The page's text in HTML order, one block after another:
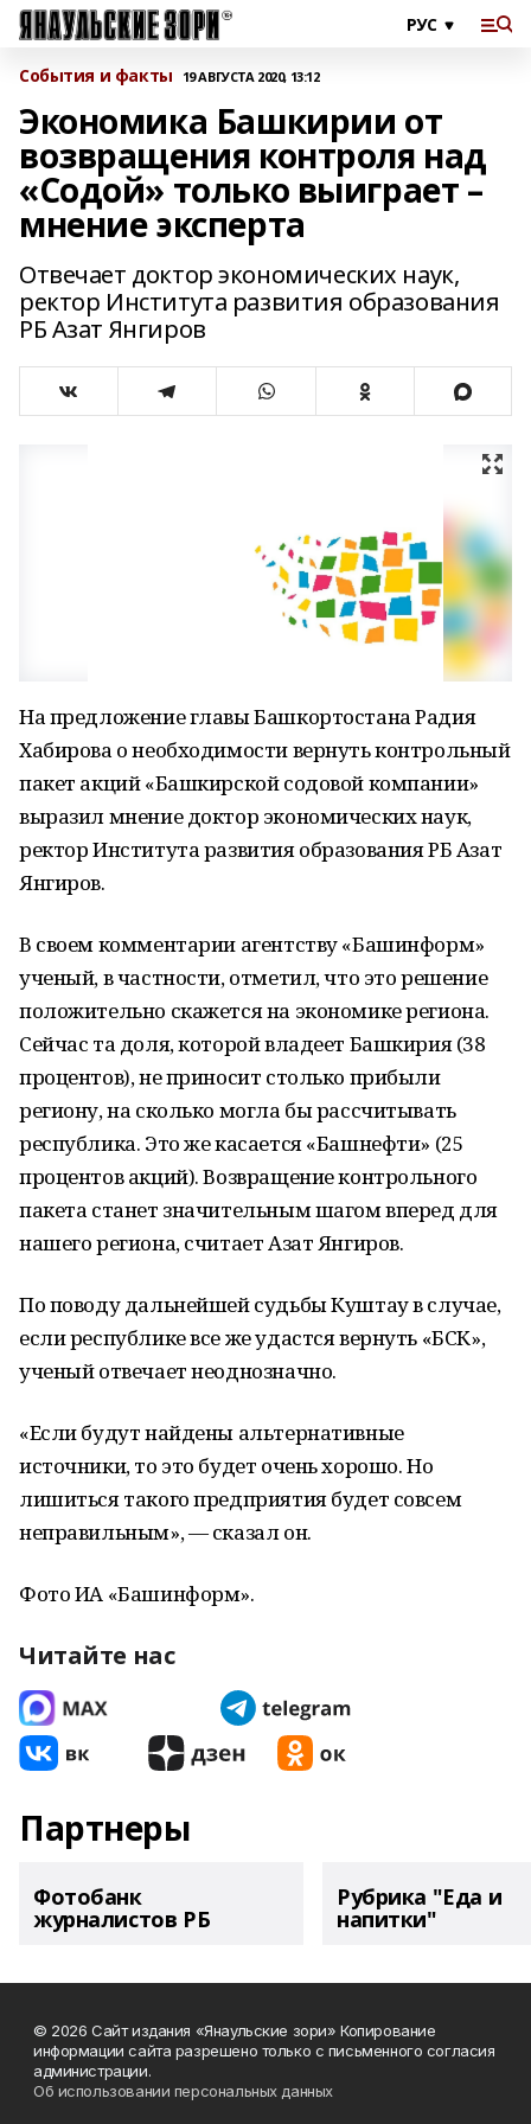
События и факты 19 АВГУСТА 2020, 13:12
Экономика Башкирии от
возвращения контроля над
«Содой» только выиграет –
мнение эксперта
Отвечает доктор экономических наук,
ректор Института развития образования
РБ Азат Янгиров
На предложение главы Башкортостана Радия
Хабирова о необходимости вернуть контрольный
пакет акций «Башкирской содовой компании»
выразил мнение доктор экономических наук,
ректор Института развития образования РБ Азат
Янгиров.
В своем комментарии агентству «Башинформ»
ученый, в частности, отметил, что это решение
положительно скажется на экономике региона.
Сейчас та доля, которой владеет Башкирия (38
процентов), не приносит столько прибыли
региону, на сколько могла бы рассчитывать
республика. Это же касается «Башнефти» (25
процентов акций). Возвращение контрольного
пакета станет значительным шагом вперед для
нашего региона, считает Азат Янгиров.
По поводу дальнейшей судьбы Куштау в случае,
если республике все же удастся вернуть «БСК»,
ученый отвечает неоднозначно.
«Если будут найдены альтернативные
источники, то это будет очень хорошо. Но
лишиться такого предприятия будет совсем
неправильным», — сказал он.
Фото ИА «Башинформ».
Читайте нас
Партнеры
Фотобанк
журналистов РБ
Рубрика "Еда и
напитки"
© 2026 Сайт издания «Янаульские зори» Копирование
информации сайта разрешено только с письменного согласия
администрации.
Об использовании персональных данных